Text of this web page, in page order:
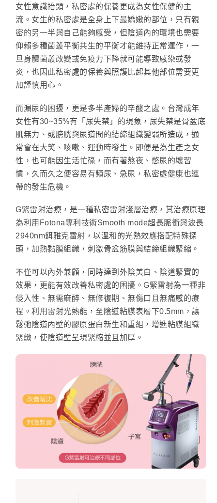
女性意識抬頭，私密處的保養更成為女性保健的主
流。女生的私密處是全身上下最嬌嫩的部位，只有親
密的另一半與自己能夠感受，但陰道內的環境也需要
仰賴多種菌叢平衡共生的平衡才能維持正常運作，一
旦身體菌叢改變或免疫力下降就可能導致感染或發
炎，也因此私密處的保養與照護比起其他部位需要更
加謹慎用心。
而漏尿的困擾，更是多半產婦的辛酸之處。台灣成年
女性有30~35%有「尿失禁」的現象，尿失禁是骨盆底
肌無力、或膀胱與尿道間的結締組織變弱所造成，通
常會在大笑、咳嗽、運動時發生。即便是為生產之女
性，也可能因生活忙碌，而有著熬夜、憋尿的壞習
慣，久而久之便容易有頻尿、急尿，私密處健康也連
帶的發生危機。
G緊雷射治療，是一種私密雷射淺層治療，其治療原理
為利用Fotona專利技術Smooth mode超長脈衝與波長
2940nm鉺雅克雷射，以溫和的光熱效應搭配特殊探
頭，加熱黏膜組織，刺激骨盆筋膜與結締組織緊縮。
不僅可以內外兼顧，同時達到外陰美白、陰道緊實的
效果，更能有效改善私密處的困擾。G緊雷射為一種非
侵入性、無需麻醉、無修復期、無傷口且無痛感的療
程。利用雷射光熱能，至陰道粘膜表層下0.5mm，讓
鬆弛陰道內壁的膠原蛋白新生和重組，增進粘膜組織
緊緻，使陰道壁呈現緊縮並且加厚。